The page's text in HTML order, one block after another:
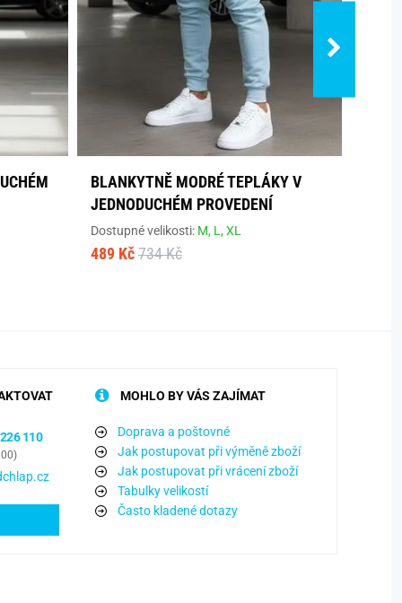
BLANKYTNĚ MODRÉ TEPLÁKY V
JEDNODUCHÉM PROVEDENÍ
Dostupné velikosti: M, L,XL
489 Kč 734 Kč
110
MOHLO BY VÁS ZAJÍMAT
Doprava a poštovné
Jak postupovat při výměně zboží
Jak postupovat při vrácení zboží
Tabulky velikostí
Často kladené dotazy